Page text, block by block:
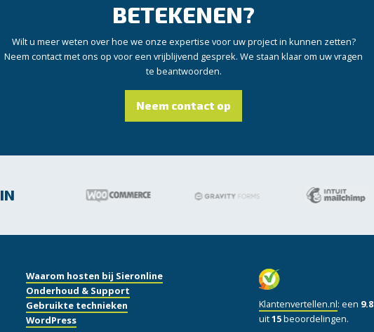
BETEKENEN?
Wilt u meer weten over hoe we onze expertise voor uw project in kunnen zetten?
Neem contact met ons op voor een vrijblijvend gesprek. We staan klaar om uw vragen
te beantwoorden.
Neem contact op
IN
Waarom hosten bij Sieronline
Onderhoud & Support
Gebruikte technieken
WordPress
Klantenvertellen.nl: een 9.8
uit15beoordelingen.